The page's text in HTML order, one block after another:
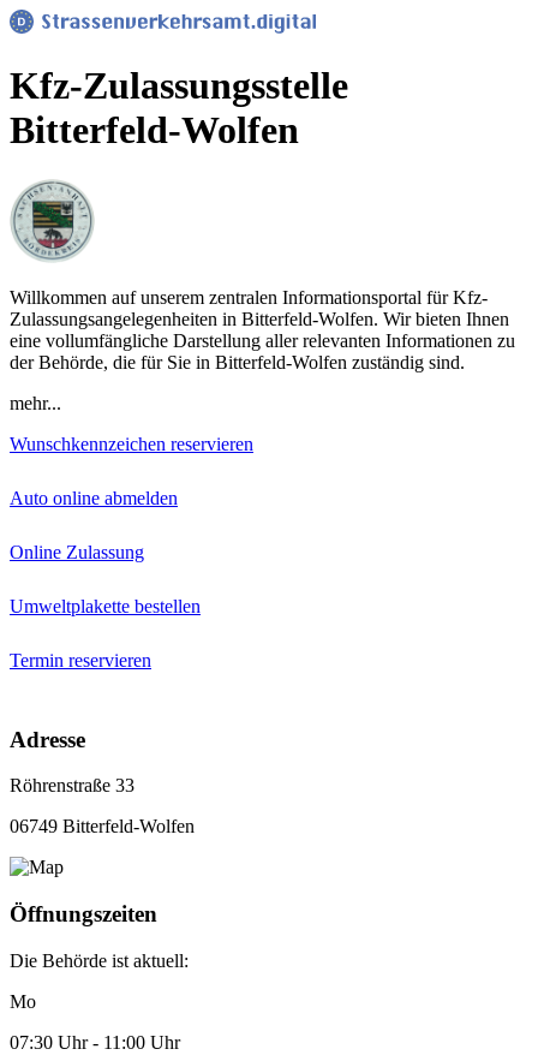
Kfz-Zulassungsstelle
Bitterfeld-Wolfen
Willkommen auf unserem zentralen Informationsportal für Kfz-
Zulassungsangelegenheiten in Bitterfeld-Wolfen. Wir bieten Ihnen
eine vollumfängliche Darstellung aller relevanten Informationen zu
der Behörde, die für Sie in Bitterfeld-Wolfen zuständig sind.
mehr...
Wunschkennzeichen reservieren
Auto online abmelden
Online Zulassung
Umweltplakette bestellen
Termin reservieren
Adresse
Röhrenstraße 33
06749 Bitterfeld-Wolfen
Öffnungszeiten
Die Behörde ist aktuell:
Mo
07:30 Uhr - 11:00 Uhr